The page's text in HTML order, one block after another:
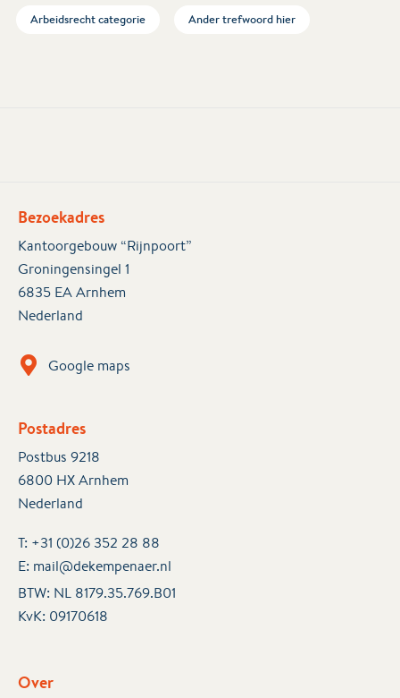
Arbeidsrecht categorie Ander trefwoord hier
Bezoekadres
Kantoorgebouw “Rijnpoort”
Groningensingel 1
6835 EA Arnhem
Nederland
Google maps
Postadres
Postbus 9218
6800 HX Arnhem
Nederland
T: +31 (0)26 352 28 88
E: mail@dekempenaer.nl
BTW: NL 8179.35.769.B01
KvK: 09170618
Over